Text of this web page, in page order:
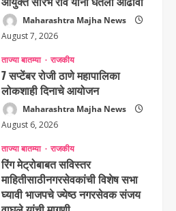
Maharashtra Majha News
August 7, 2026
ताज्या बातम्या राजकीय
7 सप्टेंबर रोजी ठाणे महापालिका
लोकशाही दिनाचे आयोजन
Maharashtra Majha News
August 6, 2026
ताज्या बातम्या राजकीय
रिंग मेट्रोबाबत सविस्तर
माहितीसाठीनगरसेवकांची विशेष सभा
घ्यावी भाजपचे ज्येष्ठ नगरसेवक संजय